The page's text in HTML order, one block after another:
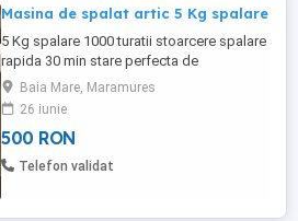
Masina de spalat artic 5 Kg spalare
5 Kg spalare 1000 turatii stoarcere spalare
rapida 30 min stare perfecta de
functionare se poate oferi transport Baia
Mare
Baia Mare, Maramures
26 iunie
500 RON
Telefon validat